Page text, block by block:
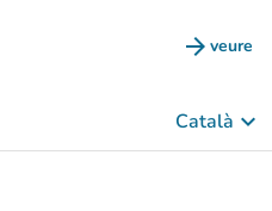
arrow_forward veure
(new
Català keyboard_arrow_down